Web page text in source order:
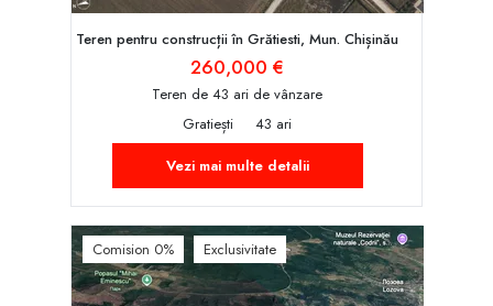
Teren pentru construcții în Grătiesti, Mun. Chișinău
260,000 €
Teren de 43 ari de vânzare
Gratiești
43 ari
Vezi mai multe detalii
Comision 0% Exclusivitate